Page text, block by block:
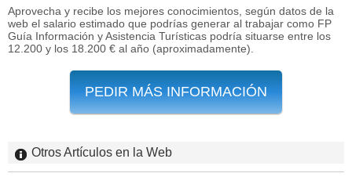
Aprovecha y recibe los mejores conocimientos, según datos de la
web el salario estimado que podrías generar al trabajar como FP
Guía Información y Asistencia Turísticas podría situarse entre los
12.200 y los 18.200 € al año (aproximadamente).
PEDIR MÁS INFORMACIÓN
Otros Artículos en la Web